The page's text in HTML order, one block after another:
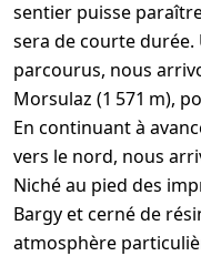
sentier puisse
sera de courte durée.
parcourus, nous
Morsulaz (1 571 m),
En continuant à
vers le nord, nous
Niché au pied des
Bargy et cerné de
atmosphère